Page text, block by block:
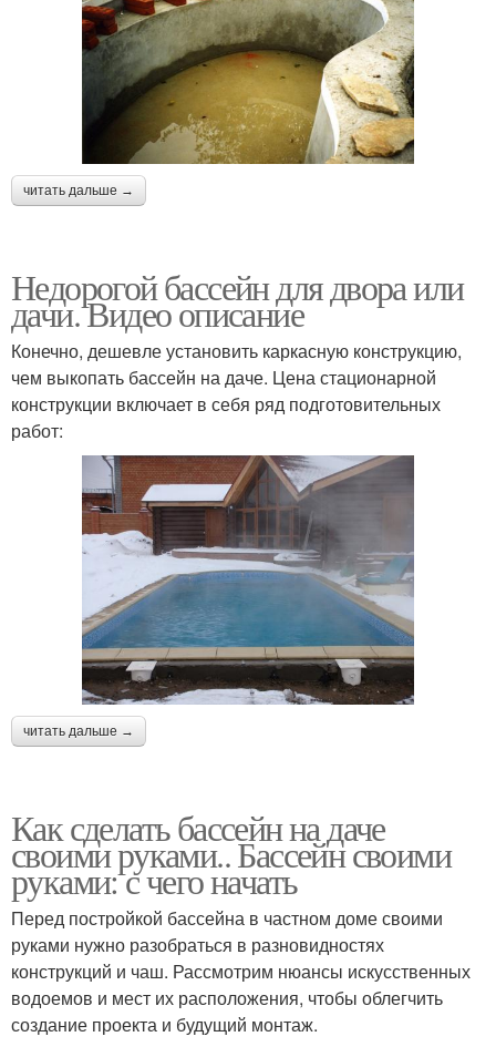
читать дальше →
Недорогой бассейн для двора или
дачи. Видео описание
Конечно, дешевле установить каркасную конструкцию,
чем выкопать бассейн на даче. Цена стационарной
конструкции включает в себя ряд подготовительных
работ:
читать дальше →
Как сделать бассейн на даче
своими руками.. Бассейн своими
руками: с чего начать
Перед постройкой бассейна в частном доме своими
руками нужно разобраться в разновидностях
конструкций и чаш. Рассмотрим нюансы искусственных
водоемов и мест их расположения, чтобы облегчить
создание проекта и будущий монтаж.